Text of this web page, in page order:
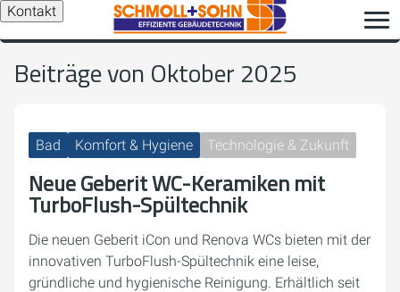
Kontakt
Beiträge von Oktober 2025
Bad Komfort & Hygiene Technologie & Zukunft
Neue Geberit WC-Keramiken mit
TurboFlush-Spültechnik
Die neuen Geberit iCon und Renova WCs bieten mit der
innovativen TurboFlush-Spültechnik eine leise,
gründliche und hygienische Reinigung. Erhältlich seit